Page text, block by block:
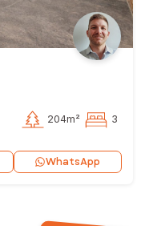
204m² 3
WhatsApp